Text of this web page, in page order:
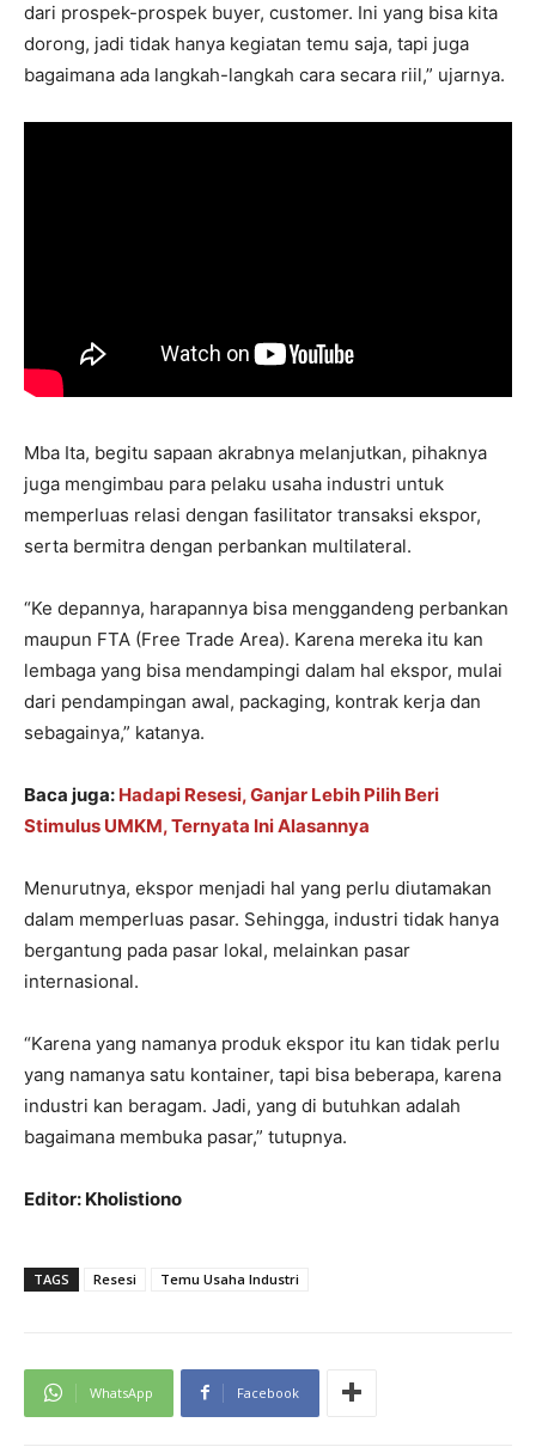
dari prospek-prospek buyer, customer. Ini yang bisa kita
dorong, jadi tidak hanya kegiatan temu saja, tapi juga
bagaimana ada langkah-langkah cara secara riil,” ujarnya.
Mba Ita, begitu sapaan akrabnya melanjutkan, pihaknya
juga mengimbau para pelaku usaha industri untuk
memperluas relasi dengan fasilitator transaksi ekspor,
serta bermitra dengan perbankan multilateral.
“Ke depannya, harapannya bisa menggandeng perbankan
maupun FTA (Free Trade Area). Karena mereka itu kan
lembaga yang bisa mendampingi dalam hal ekspor, mulai
dari pendampingan awal, packaging, kontrak kerja dan
sebagainya,” katanya.
Baca juga: Hadapi Resesi, Ganjar Lebih Pilih Beri
Stimulus UMKM, Ternyata Ini Alasannya
Menurutnya, ekspor menjadi hal yang perlu diutamakan
dalam memperluas pasar. Sehingga, industri tidak hanya
bergantung pada pasar lokal, melainkan pasar
internasional.
“Karena yang namanya produk ekspor itu kan tidak perlu
yang namanya satu kontainer, tapi bisa beberapa, karena
industri kan beragam. Jadi, yang di butuhkan adalah
bagaimana membuka pasar,” tutupnya.
Editor: Kholistiono
TAGS Resesi Temu Usaha Industri
WhatsApp Facebook